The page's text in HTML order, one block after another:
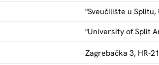
"Sveučilište u
"University of Split
Zagrebačka 3, HR-